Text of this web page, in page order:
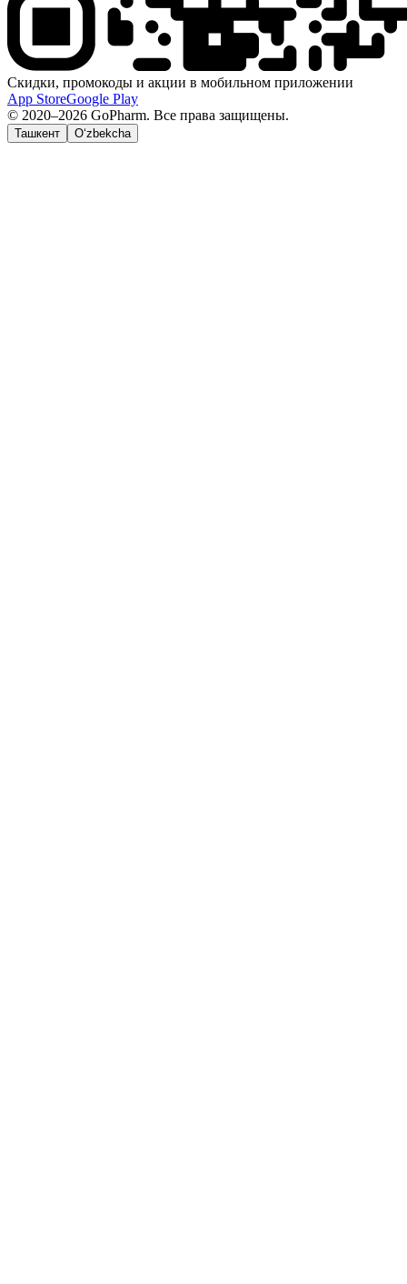
Скидки, промокоды и акции в мобильном приложении
App StoreGoogle Play
© 2020–2026 GoPharm. Все права защищены.
Ташкент O‘zbekcha